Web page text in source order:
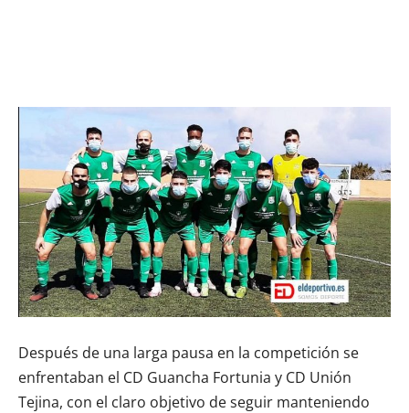
Después de una larga pausa en la competición se
enfrentaban el CD Guancha Fortunia y CD Unión
Tejina, con el claro objetivo de seguir manteniendo